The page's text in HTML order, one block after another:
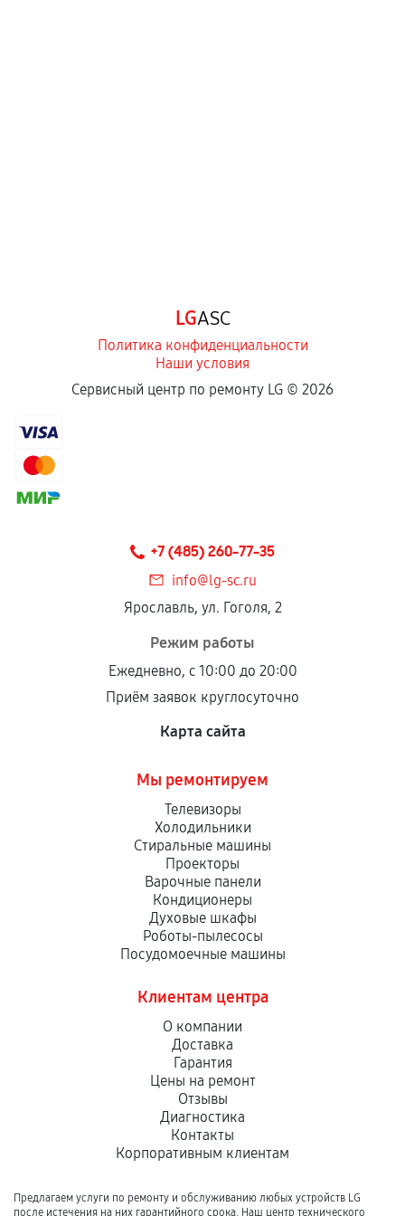
LGASC
Политика конфиденциальности
Наши условия
Сервисный центр по ремонту LG © 2026
+7 (485) 260-77-35
info@lg-sc.ru
Ярославль, ул. Гоголя, 2
Режим работы
Ежедневно, с 10:00 до 20:00
Приём заявок круглосуточно
Карта сайта
Мы ремонтируем
Телевизоры
Холодильники
Стиральные машины
Проекторы
Варочные панели
Кондиционеры
Духовые шкафы
Роботы-пылесосы
Посудомоечные машины
Клиентам центра
О компании
Доставка
Гарантия
Цены на ремонт
Отзывы
Диагностика
Контакты
Корпоративным клиентам
Предлагаем услуги по ремонту и обслуживанию любых устройств LG
после истечения на них гарантийного срока. Наш центр технического